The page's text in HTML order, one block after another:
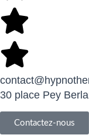
30 place Pey
Contactez-nous